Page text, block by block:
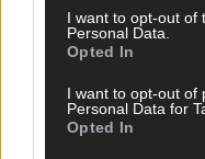
I want to opt-out of
Personal Data.
Opted In
I want to opt-out of
Personal Data for
Opted In